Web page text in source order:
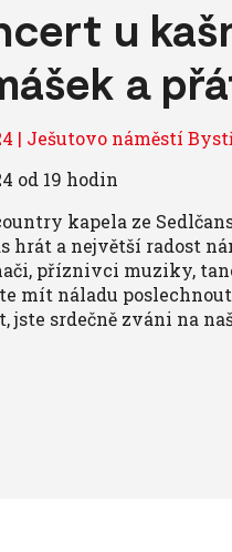
u
a
| Ješutovo náměstí
od 19 hodin
kapela ze
hrát a největší radost
příznivci muziky,
mít náladu
jste srdečně zváni na